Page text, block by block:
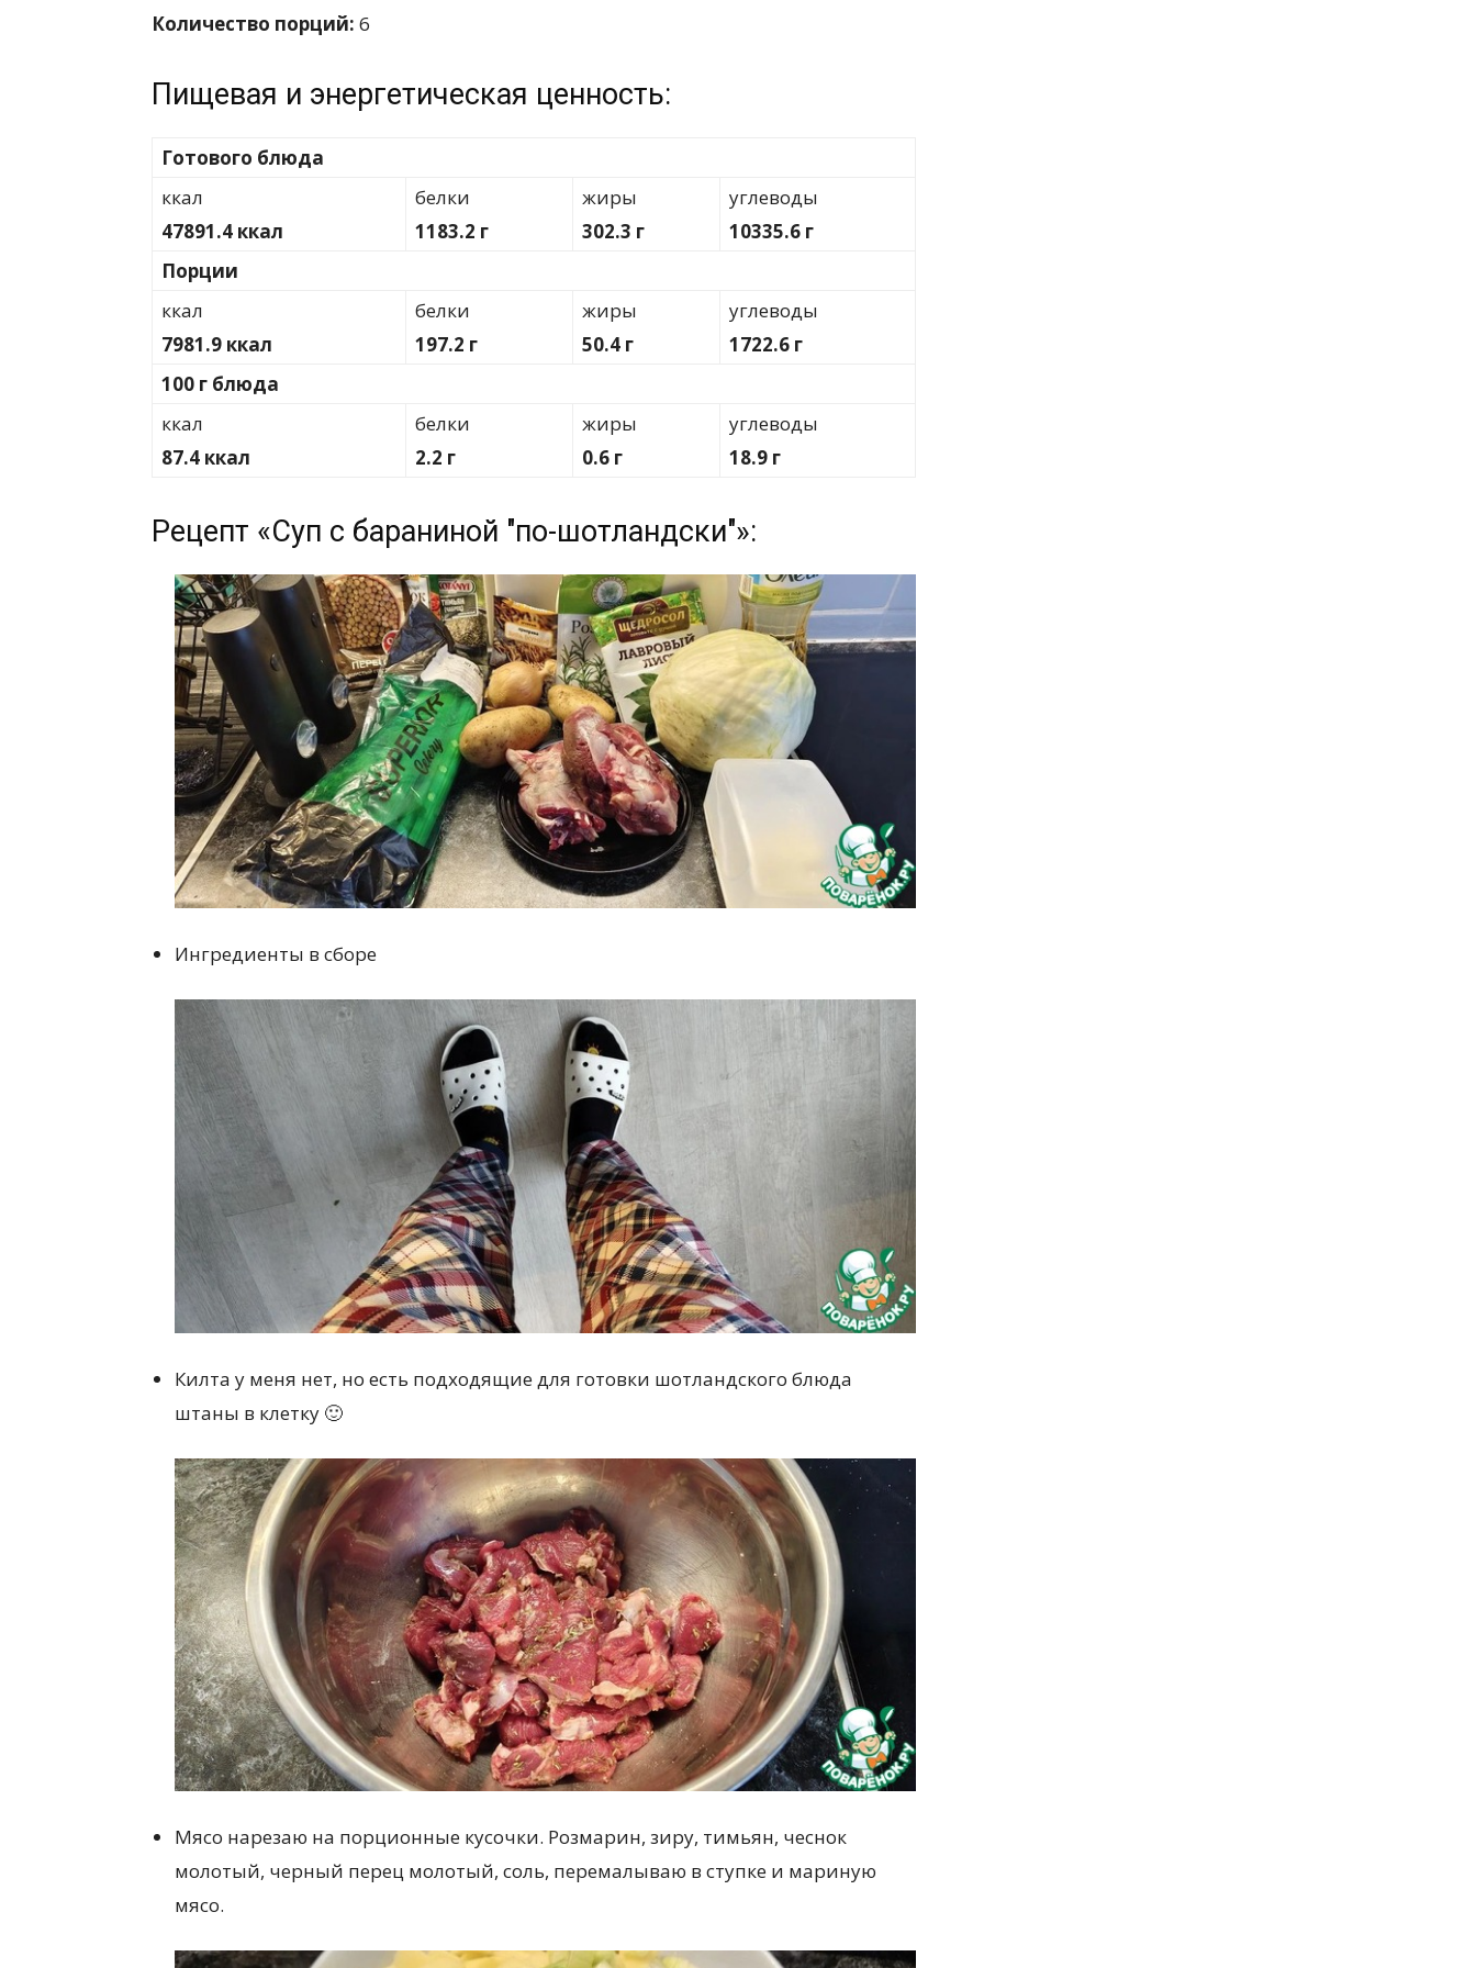
Количество порций: 6
Пищевая и энергетическая ценность:
Готового блюда
ккал
47891.4 ккал
белки
1183.2 г
жиры
302.3 г
углеводы
10335.6 г
Порции
ккал
7981.9 ккал
белки
197.2 г
жиры
50.4 г
углеводы
1722.6 г
100 г блюда
ккал
87.4 ккал
белки
2.2 г
жиры
0.6 г
углеводы
18.9 г
Рецепт «Суп с бараниной "по-шотландски"»:
Ингредиенты в сборе
Килта у меня нет, но есть подходящие для готовки шотландского блюда
штаны в клетку 🙂
Мясо нарезаю на порционные кусочки. Розмарин, зиру, тимьян, чеснок
молотый, черный перец молотый, соль, перемалываю в ступке и мариную
мясо.